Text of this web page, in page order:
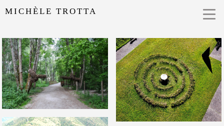
MICHÈLE TROTTA
LIEN(S), 2025
ZONE CRITIQUE, 2024